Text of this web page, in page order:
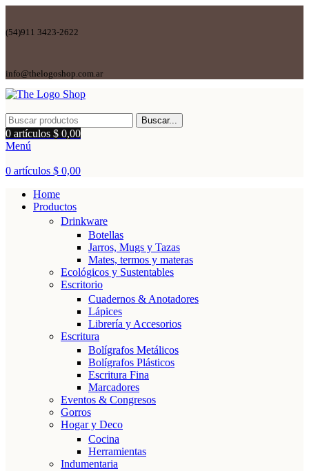
(54)911 3423-2622
info@thelogoshop.com.ar
Buscar...
0 artículos $ 0,00
Menú
0 artículos $ 0,00
Home
Productos
Drinkware
Botellas
Jarros, Mugs y Tazas
Mates, termos y materas
Ecológicos y Sustentables
Escritorio
Cuadernos & Anotadores
Lápices
Librería y Accesorios
Escritura
Bolígrafos Metálicos
Bolígrafos Plásticos
Escritura Fina
Marcadores
Eventos & Congresos
Gorros
Hogar y Deco
Cocina
Herramientas
Indumentaria